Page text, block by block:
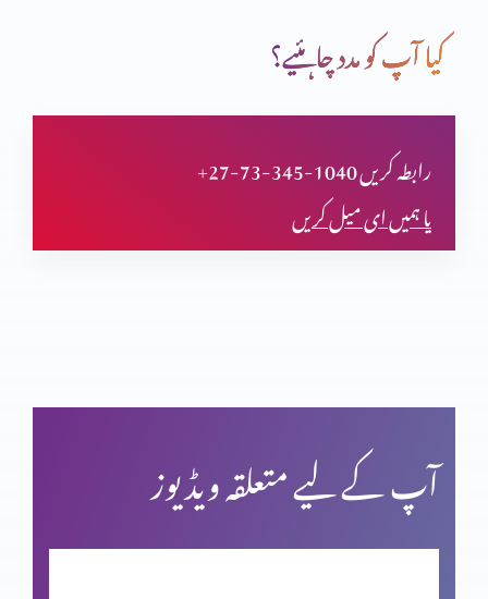
دعا (حصہ اول)
مسیحی مردم شماری اور ہماری زمہ داری
بائبل کی صداقت اور حقّانیَّت (حصہ 3)
کیا آپ کو مدد چاہئیے؟
+27-73-345-1040 رابطہ کریں
یا ہمیں ای میل کریں
آپ کے لیے متعلقہ ویڈیوز